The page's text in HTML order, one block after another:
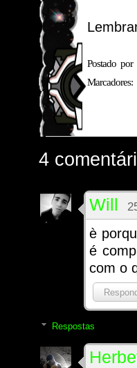
Postado por
Marcadores:
4
Will
è
é
com o
Respostas